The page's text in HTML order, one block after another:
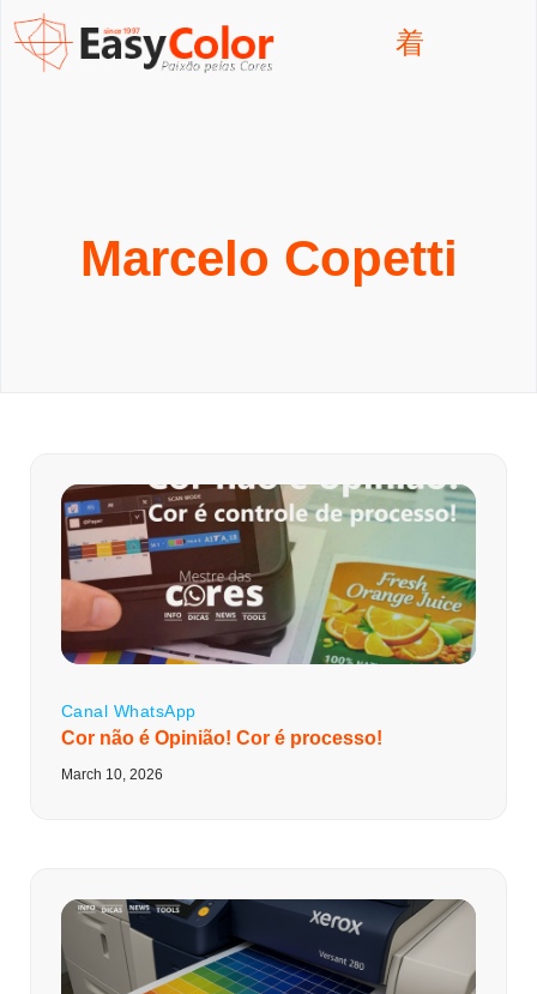
Marcelo Copetti
Canal WhatsApp
Cor não é Opinião! Cor é processo!
March 10, 2026